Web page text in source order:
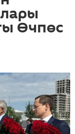
Өчпөс